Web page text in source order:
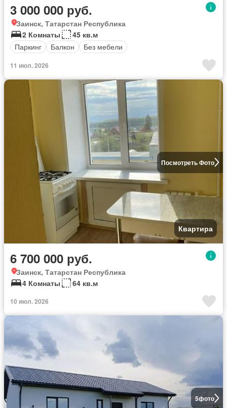
3 000 000 руб.
Заинск, Татарстан Республика
2 Комнаты
45 кв.м
Паркинг
Балкон Без мебели
11 июл. 2026
Посмотреть Фото
Квартира
6 700 000 руб.
Заинск, Татарстан Республика
4 Комнаты
64 кв.м
10 июл. 2026
5фото